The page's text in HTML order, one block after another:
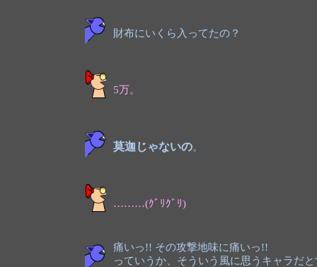
財布にいくら入ってたの？
5万。
莫迦じゃないの。
………(ｸﾞﾘｸﾞﾘ)
痛いっ!! その攻撃地味に痛いっ!!
っていうか、そういう風に思うキャラだ